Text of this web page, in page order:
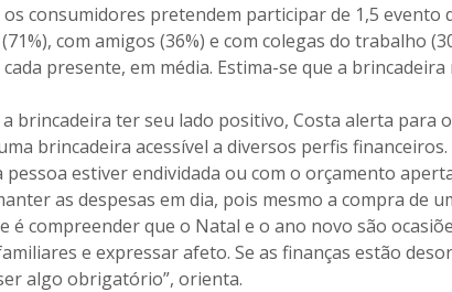
os consumidores pretendem participar de 1,5
com amigos (36%) e com colegas do trabalho
cada presente, em média. Estima-se que a
brincadeira ter seu lado positivo, Costa alerta para
brincadeira acessível a diversos perfis
pessoa estiver endividada ou com o orçamento
as despesas em dia, pois mesmo a compra de
é compreender que o Natal e o ano novo são
e expressar afeto. Se as finanças estão
algo obrigatório”, orienta.